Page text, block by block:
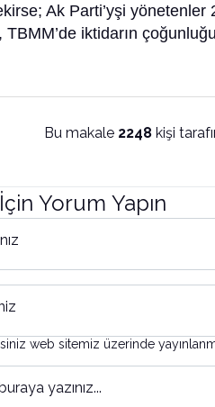
Ak Parti’yşi yönetenler
TBMM’de iktidarın
Bu makale 2248kişi
Yorum Yapın
web sitemiz üzerinde
yazınız...